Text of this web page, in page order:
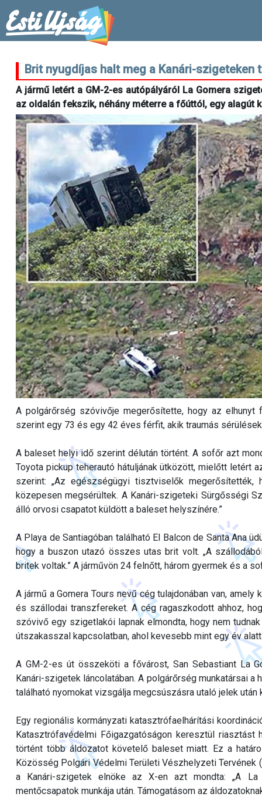
Brit nyugdíjas halt meg a Kanári-szigeteken
A jármű letért a GM-2-es autópályáról La Gomera
az oldalán fekszik, néhány méterre a főúttól, egy alagút
A polgárőrség szóvivője megerősítette, hogy az
szerint egy 73 és egy 42 éves férfit, akik traumás
A baleset helyi idő szerint délután történt. A sofőr azt
Toyota pickup teherautó hátuljának ütközött, mielőtt letért
szerint: „Az egészségügyi tisztviselők
közepesen megsérültek. A Kanári-szigeteki Sürgősségi
álló orvosi csapatot küldött a baleset helyszínére.”
A Playa de Santiagóban található El Balcon de Santa Ana
hogy a buszon utazó összes utas brit volt. „A
britek voltak.” A járművön 24 felnőtt, három gyermek és a
A jármű a Gomera Tours nevű cég tulajdonában van,
és szállodai transzfereket. A cég ragaszkodott ahhoz,
szóvivő egy szigetlakói lapnak elmondta, hogy nem
útszakasszal kapcsolatban, ahol kevesebb mint egy év
A GM-2-es út összeköti a fővárost, San Sebastiant La
Kanári-szigetek láncolatában. A polgárőrség munkatársai
található nyomokat vizsgálja megcsúszásra utaló jelek után
Egy regionális kormányzati katasztrófaelhárítási
Katasztrófavédelmi Főigazgatóságon keresztül
történt több áldozatot követelő baleset miatt. Ez a
Közösség Polgári Védelmi Területi Vészhelyzeti Tervének
a Kanári-szigetek elnöke az X-en azt mondta: „A
mentőcsapatok munkája után. Támogatásom az